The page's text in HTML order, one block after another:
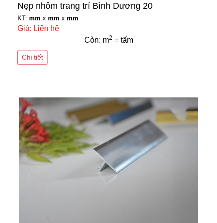
Nẹp nhôm trang trí Bình Dương 20
KT: mm x mm x mm
Giá: Liên hệ
Còn: m2 = tấm
Chi tiết